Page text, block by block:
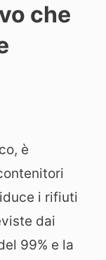
che
è
i rifiuti
dai
99% e la